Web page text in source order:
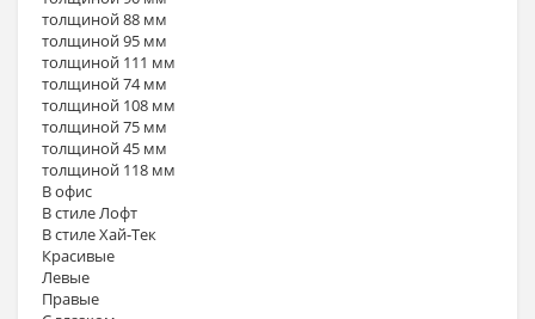
толщиной 88 мм
толщиной 95 мм
толщиной 111 мм
толщиной 74 мм
толщиной 108 мм
толщиной 75 мм
толщиной 45 мм
толщиной 118 мм
В офис
В стиле Лофт
В стиле Хай-Тек
Красивые
Левые
Правые